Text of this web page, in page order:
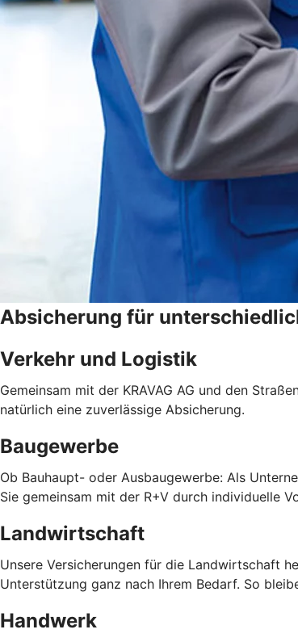
Absicherung für
Verkehr und Logistik
Gemeinsam mit der KRAVAG AG und den
natürlich eine zuverlässige Absicherung.
Baugewerbe
Ob Bauhaupt- oder Ausbaugewerbe: Als
Sie gemeinsam mit der R+V durch individuelle
Landwirtschaft
Unsere Versicherungen für die Landwirtschaft
Unterstützung ganz nach Ihrem Bedarf. So
Handwerk